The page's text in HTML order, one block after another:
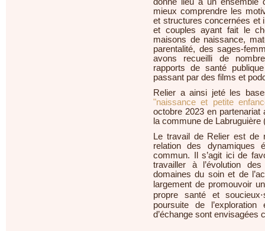
mieux comprendre les
et structures concernées et
et couples ayant fait le
maisons de naissance,
parentalité, des sages-
avons recueilli de
rapports de santé
passant par des films et
Relier a ainsi jeté les
"naissance et petite
octobre 2023 en
la commune de Labruguière
Le travail de Relier est de
relation des dynamiques
commun. Il s’agit ici de
travailler à l’évolution
domaines du soin et de
largement de promouvoir
propre santé et
poursuite de l’exploration
d’échange sont envisagées